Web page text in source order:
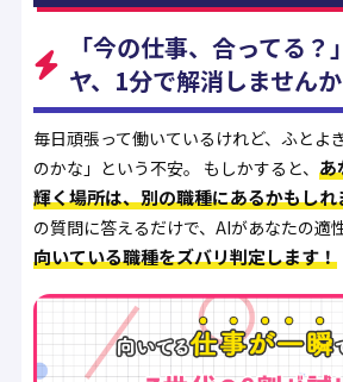
「今の仕事、合ってる？
ヤ、1分で解消しませんか
毎日頑張って働いているけれど、ふとよ
のかな」という不安。 もしかすると、 あ
輝く場所は、別の職種にあるかもしれ
の質問に答えるだけで、AIがあなたの適
向いている職種をズバリ判定します！